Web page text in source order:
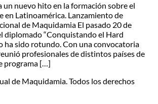
un nuevo hito en la formación sobre el
en Latinoamérica. Lanzamiento de
de Maquidamia El pasado 20 de
diplomado “Conquistando el Hard
ha sido rotundo. Con una convocatoria
profesionales de distintos países de
programa […]
de Maquidamia. Todos los derechos